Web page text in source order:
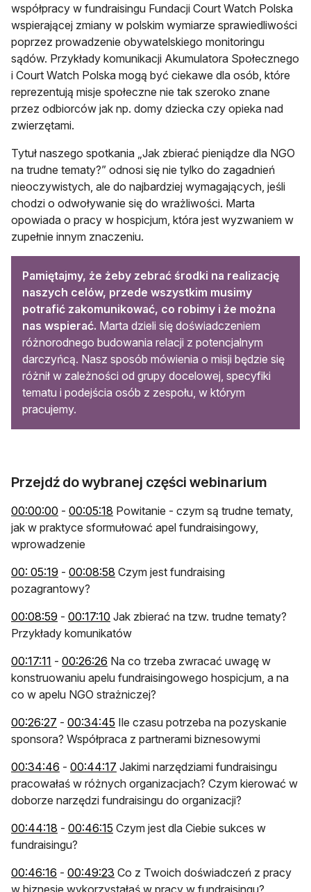
współpracy w fundraisingu Fundacji Court Watch Polska
wspierającej zmiany w polskim wymiarze sprawiedliwości
poprzez prowadzenie obywatelskiego monitoringu
sądów. Przykłady komunikacji Akumulatora Społecznego
i Court Watch Polska mogą być ciekawe dla osób, które
reprezentują misje społeczne nie tak szeroko znane
przez odbiorców jak np. domy dziecka czy opieka nad
zwierzętami.
Tytuł naszego spotkania „Jak zbierać pieniądze dla NGO
na trudne tematy?” odnosi się nie tylko do zagadnień
nieoczywistych, ale do najbardziej wymagających, jeśli
chodzi o odwoływanie się do wrażliwości. Marta
opowiada o pracy w hospicjum, która jest wyzwaniem w
zupełnie innym znaczeniu.
Pamiętajmy, że żeby zebrać środki na realizację
naszych celów, przede wszystkim musimy
potrafić zakomunikować, co robimy i że można
nas wspierać. Marta dzieli się doświadczeniem
różnorodnego budowania relacji z potencjalnym
darczyńcą. Nasz sposób mówienia o misji będzie się
różnił w zależności od grupy docelowej, specyfiki
tematu i podejścia osób z zespołu, w którym
pracujemy.
Przejdź do wybranej części webinarium
00:00:00 otwiera się w nowej karcie
- 00:05:18 otwiera się w nowej karcie
Powitanie - czym są trudne tematy,
jak w praktyce sformułować apel fundraisingowy,
wprowadzenie
00: 05:19 otwiera się w nowej karcie
- 00:08:58 otwiera się w nowej karcie
Czym jest fundraising
pozagrantowy?
00:08:59 otwiera się w nowej karcie
- 00:17:10 otwiera się w nowej karcie
Jak zbierać na tzw. trudne tematy?
Przykłady komunikatów
00:17:11 otwiera się w nowej karcie
- 00:26:26 otwiera się w nowej karcie
Na co trzeba zwracać uwagę w
konstruowaniu apelu fundraisingowego hospicjum, a na
co w apelu NGO strażniczej?
00:26:27 otwiera się w nowej karcie
- 00:34:45 otwiera się w nowej karcie
Ile czasu potrzeba na pozyskanie
sponsora? Współpraca z partnerami biznesowymi
00:34:46 otwiera się w nowej karcie
- 00:44:17 otwiera się w nowej karcie
Jakimi narzędziami fundraisingu
pracowałaś w różnych organizacjach? Czym kierować w
doborze narzędzi fundraisingu do organizacji?
00:44:18 otwiera się w nowej karcie
- 00:46:15 otwiera się w nowej karcie
Czym jest dla Ciebie sukces w
fundraisingu?
00:46:16 otwiera się w nowej karcie
- 00:49:23 otwiera się w nowej karcie
Co z Twoich doświadczeń z pracy
w biznesie wykorzystałaś w pracy w fundraisingu?